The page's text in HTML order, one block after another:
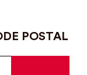
POSTAL